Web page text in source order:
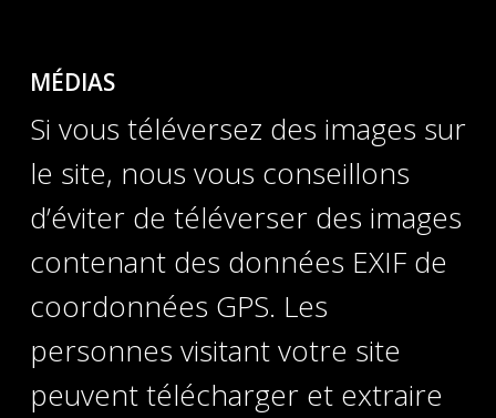
MÉDIAS
Si vous téléversez des images sur
le site, nous vous conseillons
d’éviter de téléverser des images
contenant des données EXIF de
coordonnées GPS. Les
personnes visitant votre site
peuvent télécharger et extraire